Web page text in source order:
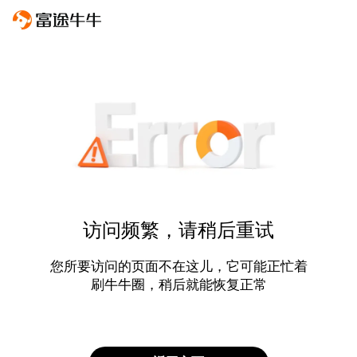
访问频繁，请稍后重试
您所要访问的页面不在这儿，它可能正忙着
刷牛牛圈，稍后就能恢复正常